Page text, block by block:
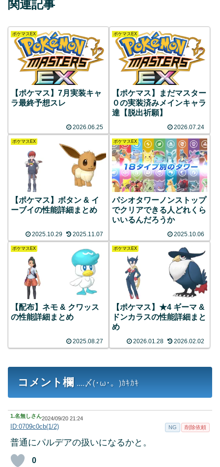
関連記事
ポケマスEX
【ポケマス】7月実装キャ
ラ最終予想スレ
2026.06.25
ポケマスEX
【ポケマス】まだマスター
０の実装済みメインキャラ
達【脱出祈願】
2026.07.24
ポケマスEX
【ポケマス】ボタン & イ
ーブイの性能詳細まとめ
2025.10.29 2025.11.07
ポケマスEX
パシオタワーノンストップ
でクリアできる人どれくら
いいるんだろうか
2025.10.06
ポケマスEX
【配布】ネモ & クワッス
の性能詳細まとめ
2025.08.27
ポケマスEX
【ポケマス】★4 ギーマ &
ドンカラスの性能詳細まと
め
2026.01.28 2026.02.02
コメント欄 ....〆(･ω･。)ｶｷｶｷ
1.名無しさん2024/09/20 21:24
ID:0709c0cb(1/2) NG 削除依頼
普通にパルデアの扱いになるかと。
0